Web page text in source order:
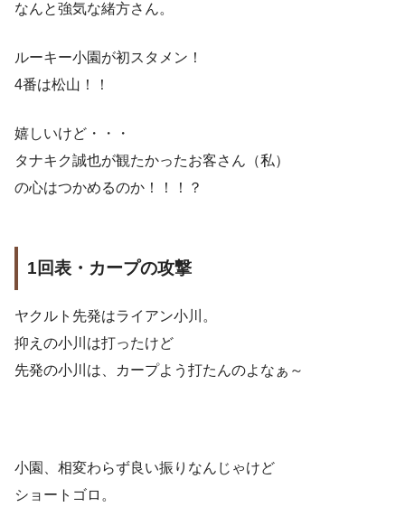
なんと強気な緒方さん。
ルーキー小園が初スタメン！
4番は松山！！
嬉しいけど・・・
タナキク誠也が観たかったお客さん（私）
の心はつかめるのか！！！？
1回表・カープの攻撃
ヤクルト先発はライアン小川。
抑えの小川は打ったけど
先発の小川は、カープよう打たんのよなぁ～
小園、相変わらず良い振りなんじゃけど
ショートゴロ。